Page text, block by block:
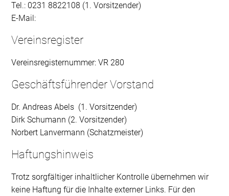
Tel.: 0231 8822108 (1. Vorsitzender)
E-Mail:
Vereinsregister
Vereinsregisternummer: VR 280
Geschäftsführender Vorstand
Dr. Andreas Abels (1. Vorsitzender)
Dirk Schumann (2. Vorsitzender)
Norbert Lanvermann (Schatzmeister)
Haftungshinweis
Trotz sorgfältiger inhaltlicher Kontrolle übernehmen wir
keine Haftung für die Inhalte externer Links. Für den